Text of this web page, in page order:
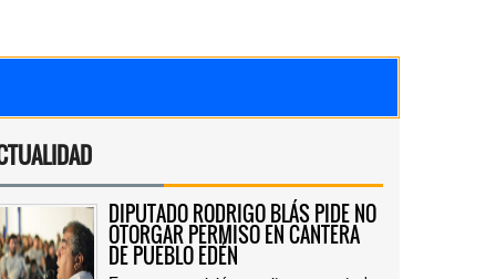
DIPUTADO RODRIGO BLÁS PIDE NO
OTORGAR PERMISO EN CANTERA
DE PUEBLO EDÉN